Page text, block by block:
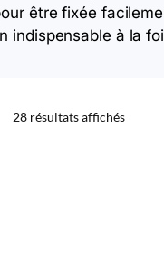
être fixée
indispensable à la
28 résultats affichésTrié